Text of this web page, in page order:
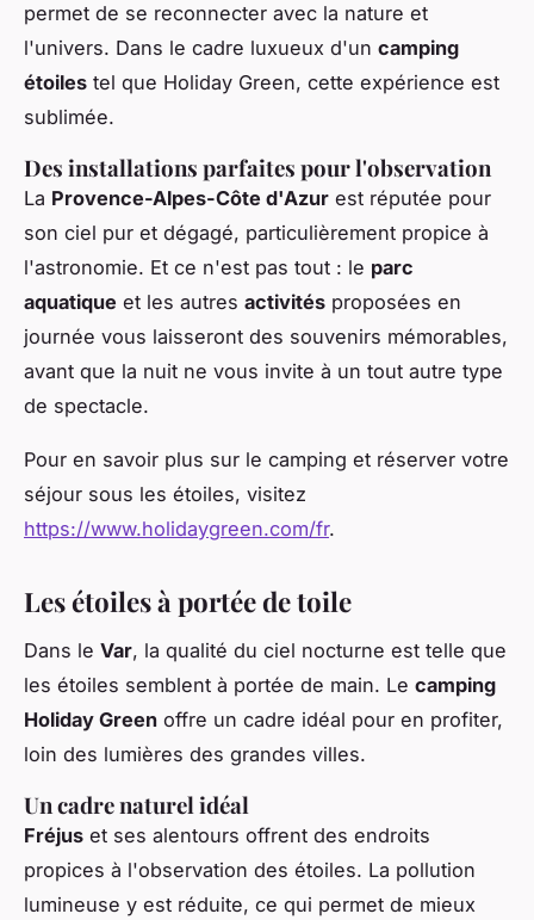
permet de se reconnecter avec la nature et
l'univers. Dans le cadre luxueux d'un camping
étoiles tel que Holiday Green, cette expérience est
sublimée.
Des installations parfaites pour l'observation
La Provence-Alpes-Côte d'Azur est réputée pour
son ciel pur et dégagé, particulièrement propice à
l'astronomie. Et ce n'est pas tout : le parc
aquatique et les autres activités proposées en
journée vous laisseront des souvenirs mémorables,
avant que la nuit ne vous invite à un tout autre type
de spectacle.
Pour en savoir plus sur le camping et réserver votre
séjour sous les étoiles, visitez
https://www.holidaygreen.com/fr.
Les étoiles à portée de toile
Dans le Var, la qualité du ciel nocturne est telle que
les étoiles semblent à portée de main. Le camping
Holiday Green offre un cadre idéal pour en profiter,
loin des lumières des grandes villes.
Un cadre naturel idéal
Fréjus et ses alentours offrent des endroits
propices à l'observation des étoiles. La pollution
lumineuse y est réduite, ce qui permet de mieux